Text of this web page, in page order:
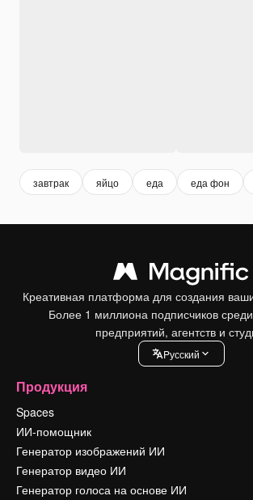
завтрак яйцо еда еда фон
Креативная платформа для создания
Более 1 миллиона подписчиков
предприятий, агентств и
Pусский
Продукция
Spaces
ИИ-помощник
Генератор изображений ИИ
Генератор видео ИИ
Генератор голоса на основе ИИ